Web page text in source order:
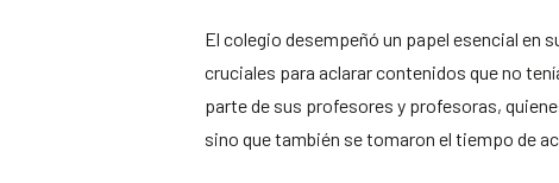
El colegio desempeñó un papel esencial en
cruciales para aclarar contenidos que no
parte de sus profesores y profesoras,
sino que también se tomaron el tiempo de